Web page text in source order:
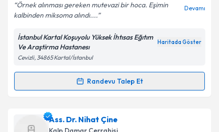
Kişisel verilerimin işlenmesine ilişkin Aydınlatma
Metni'ni okudum ve kişisel verilerimin belirtilen
kapsamda işlenmesini kabul ediyorum.
Takvim Talebini Gönder
Örnek alınması gereken mutevazi bir hoca. Eşimin
kalbinden miksoma alındı....
Devamı
İstanbul Kartal Koşuyolu Yüksek İhtısas Eğıtım
Ve Araştirma Hastanesı
Haritada Göster
Cevizli, 34865 Kartal/İstanbul
Randevu Talep Et
Randevu Takvimi Talebi
Uzm. Dr. Murat Bülent Rabuş
talebi oluşturun. Size bu uzmandan randevu almanız
Ass. Dr. Nihat Çine